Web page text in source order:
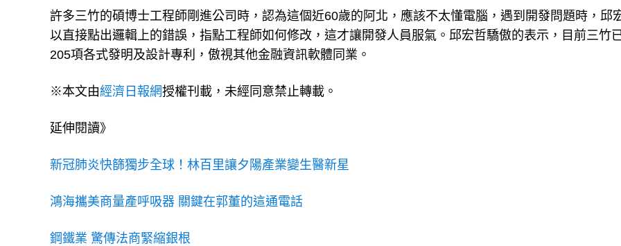
許多三竹的碩博士工程師剛進公司時，認為這個近60歲的阿北，應該不太懂電腦，遇到開發問題時，邱
以直接點出邏輯上的錯誤，指點工程師如何修改，這才讓開發人員服氣。邱宏哲驕傲的表示，目前三竹
205項各式發明及設計專利，傲視其他金融資訊軟體同業。
※本文由經濟日報網授權刊載，未經同意禁止轉載。
延伸閱讀》
新冠肺炎快篩獨步全球！林百里讓夕陽產業變生醫新星
鴻海攜美商量產呼吸器 關鍵在郭董的這通電話
鋼鐵業 驚傳法商緊縮銀根